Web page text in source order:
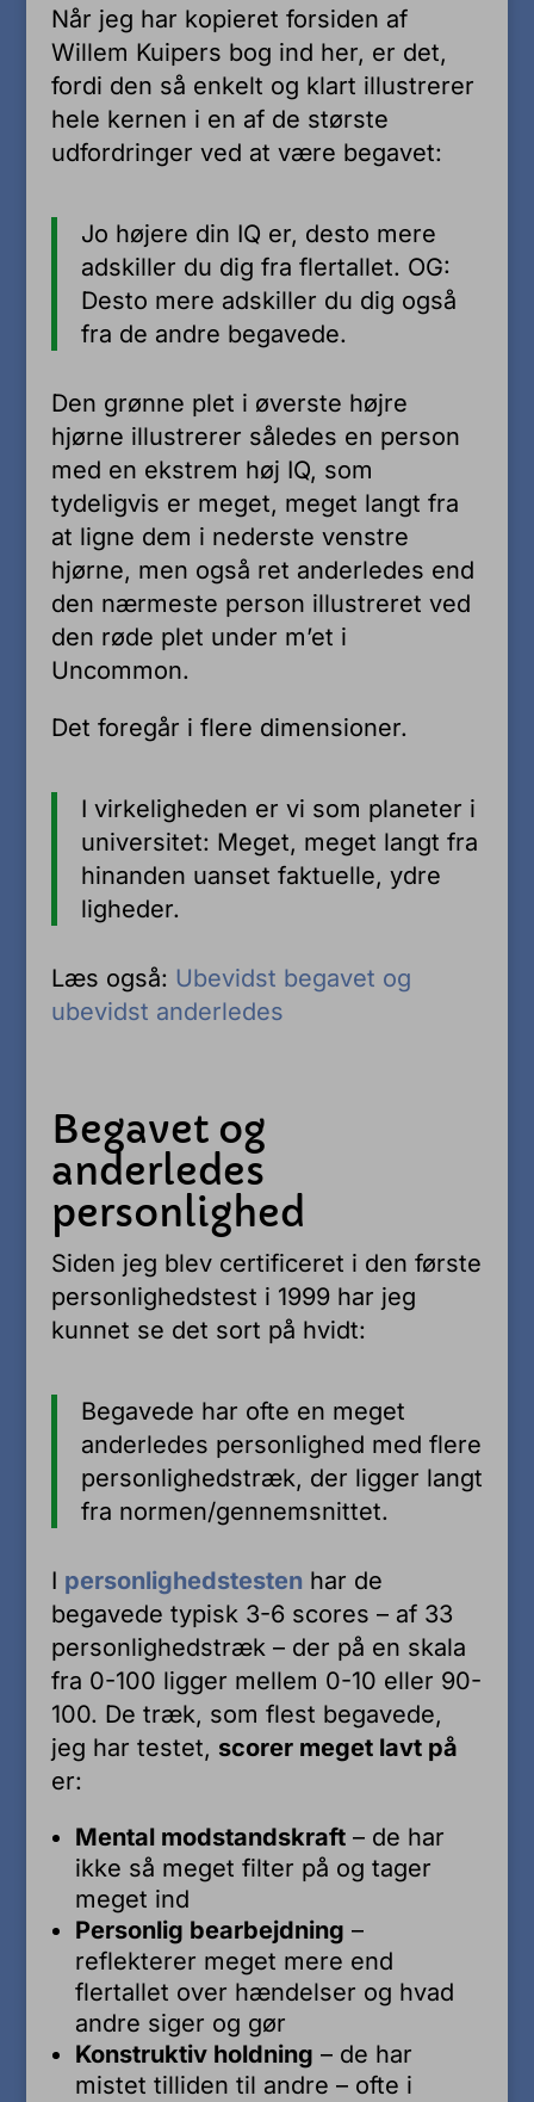
Når jeg har kopieret forsiden af
Willem Kuipers bog ind her, er det,
fordi den så enkelt og klart illustrerer
hele kernen i en af de største
udfordringer ved at være begavet:
Jo højere din IQ er, desto mere
adskiller du dig fra flertallet. OG:
Desto mere adskiller du dig også
fra de andre begavede.
Den grønne plet i øverste højre
hjørne illustrerer således en person
med en ekstrem høj IQ, som
tydeligvis er meget, meget langt fra
at ligne dem i nederste venstre
hjørne, men også ret anderledes end
den nærmeste person illustreret ved
den røde plet under m’et i
Uncommon.
Det foregår i flere dimensioner.
I virkeligheden er vi som planeter i
universitet: Meget, meget langt fra
hinanden uanset faktuelle, ydre
ligheder.
Læs også: Ubevidst begavet og
ubevidst anderledes
Begavet og
anderledes
personlighed
Siden jeg blev certificeret i den første
personlighedstest i 1999 har jeg
kunnet se det sort på hvidt:
Begavede har ofte en meget
anderledes personlighed med flere
personlighedstræk, der ligger langt
fra normen/gennemsnittet.
I personlighedstesten har de
begavede typisk 3-6 scores – af 33
personlighedstræk – der på en skala
fra 0-100 ligger mellem 0-10 eller 90-
100. De træk, som flest begavede,
jeg har testet, scorer meget lavt på
er:
Mental modstandskraft– de har
ikke så meget filter på og tager
meget ind
Personlig bearbejdning –
reflekterer meget mere end
flertallet over hændelser og hvad
andre siger og gør
Konstruktiv holdning – de har
mistet tilliden til andre – ofte i